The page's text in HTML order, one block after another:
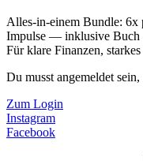
Alles-in-einem Bundle: 6x
Impulse — inklusive Buch
Für klare Finanzen,
Du musst angemeldet
Zum Login
Instagram
Facebook